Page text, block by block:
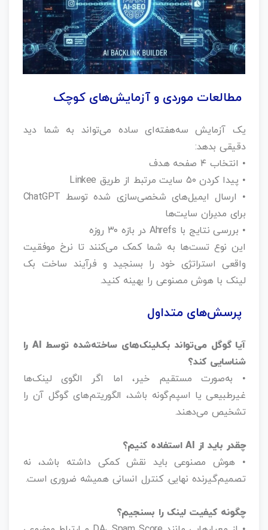
مطالعات موردی و آزمایش‌های کوچک
یک آزمایش سه‌هفته‌ای ساده می‌تواند به شما دید
دقیقی بدهد:
• انتخاب ۴ صفحه هدف
• پیدا کردن ۵۰ سایت مرتبط از طریق Linkee
• ارسال ایمیل‌های شخصی‌سازی‌ شده توسط ChatGPT
برای مدیران سایت‌ها
• بررسی نتایج با Ahrefs در بازه ۳۰ روزه
این نوع تست‌ها به شما کمک می‌کنند تا نرخ موفقیت
واقعی استراتژی خود را بسنجید و فرآیند ساخت بک‌
لینک با هوش مصنوعی را بهینه کنید.
پرسش‌های متداول
آیا گوگل می‌تواند بک‌لینک‌های ساخته‌شده توسط AI را
شناسایی کند؟
• به‌صورت مستقیم خیر، اما اگر الگوی لینک‌ها
غیرطبیعی یا اسپم‌گونه باشد، الگوریتم‌های گوگل آن را
تشخیص می‌دهند.
چقدر باید از AI استفاده کنیم؟
• هوش مصنوعی باید نقش کمکی داشته باشد، نه
تصمیم‌گیرنده نهایی. کنترل انسانی همیشه ضروری است.
چگونه کیفیت لینک را بسنجیم؟